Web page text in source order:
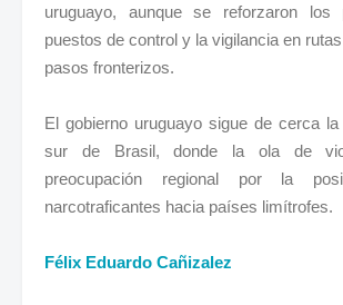
uruguayo, aunque se reforzaron los
puestos de control y la vigilancia en
pasos fronterizos.
El gobierno uruguayo sigue de cerca
sur de Brasil, donde la ola de
preocupación regional por la
narcotraficantes hacia países limítrofes.
Félix Eduardo Cañizalez